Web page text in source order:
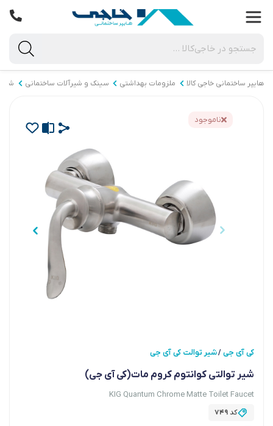
هایپر ساختمانی خاجی‌ کالا ملزومات بهداشتی سینک و شیرآلات ساختمانی
ناموجود
کی آی جی/شیر توالت کی آی جی
شیر توالتی کوانتوم کروم مات(کی آی جی)
KIG Quantum Chrome Matte Toilet Faucet
کد749